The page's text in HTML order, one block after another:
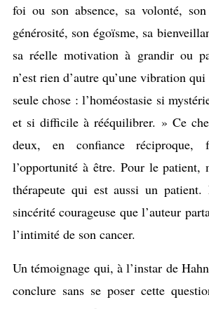
foi ou son absence, sa volonté,
générosité, son égoïsme, sa
sa réelle motivation à grandir ou
n’est rien d’autre qu’une vibration
seule chose : l’homéostasie si
et si difficile à rééquilibrer. » Ce
deux, en confiance réciproque,
l’opportunité à être. Pour le patient,
thérapeute qui est aussi un patient.
sincérité courageuse que l’auteur
l’intimité de son cancer.
Un témoignage qui, à l’instar de
conclure sans se poser cette